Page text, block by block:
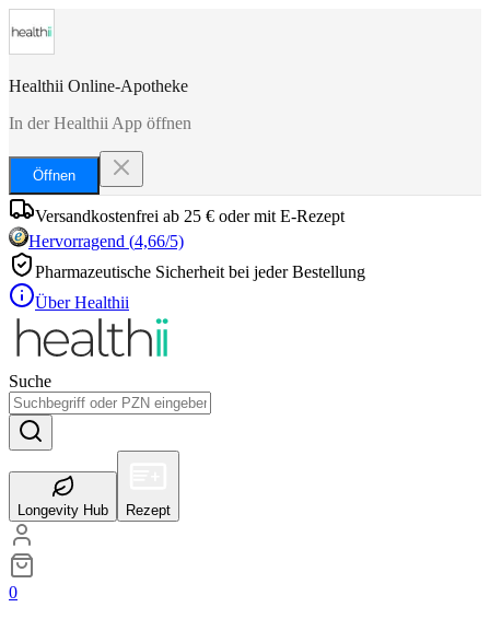
Healthii Online-Apotheke
In der Healthii App öffnen
Öffnen
Versandkostenfrei ab 25 € oder mit E-Rezept
Hervorragend (4,66/5)
Pharmazeutische Sicherheit bei jeder Bestellung
Über Healthii
Suche
Longevity Hub Rezept
0